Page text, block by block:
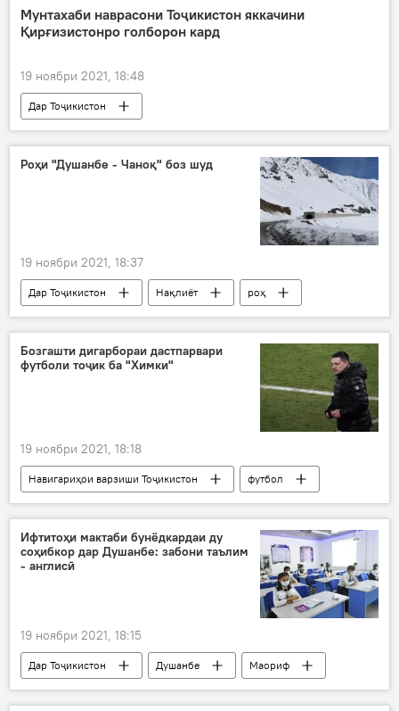
корманд
Мунтахаби наврасони Тоҷикистон яккачини
Қирғизистонро голборон кард
19 ноябри 2021, 18:48
Дар Тоҷикистон
Навигариҳои варзиши Тоҷикистон
Қирғизистон
пирӯзӣ футбол
Роҳи "Душанбе - Чаноқ" боз шуд
19 ноябри 2021, 18:37
Дар Тоҷикистон Нақлиёт роҳ
Бозгашти дигарбораи дастпарвари
футболи тоҷик ба "Химки"
19 ноябри 2021, 18:18
Навигариҳои варзиши Тоҷикистон
футбол
Сармураббӣ
Игор Черевченко
Дар Русия
Ифтитоҳи мактаби бунёдкардаи ду
соҳибкор дар Душанбе: забони таълим
- англисӣ
19 ноябри 2021, 18:15
Дар Тоҷикистон Душанбе
Маориф
мактаб
дарс